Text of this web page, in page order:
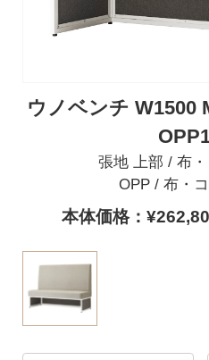
ウノベンチ W1500
張地 上部 / 布
OPP / 布・
本体価格：